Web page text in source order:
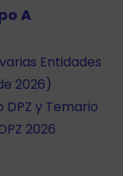
A
Entidades
2026)
y Temario
2026